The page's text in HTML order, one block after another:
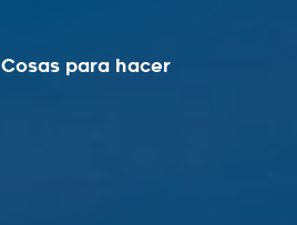
Cosas para hacer